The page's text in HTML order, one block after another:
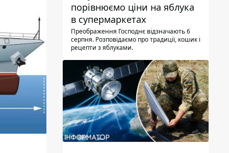
порівнюємо ціни на яблука
в супермаркетах
Преображення Господнє відзначають 6
серпня. Розповідаємо про традиції, кошик і
рецепти з яблуками.